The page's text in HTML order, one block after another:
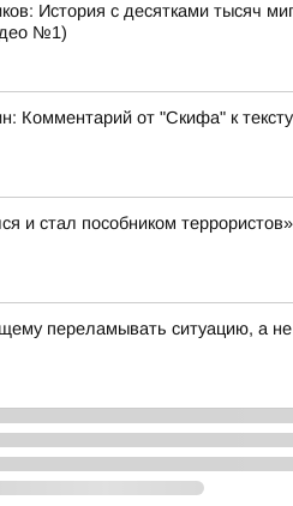
История с десятками тысяч
№1)
Комментарий от "Скифа" к
и стал пособником
переламывать ситуацию, а